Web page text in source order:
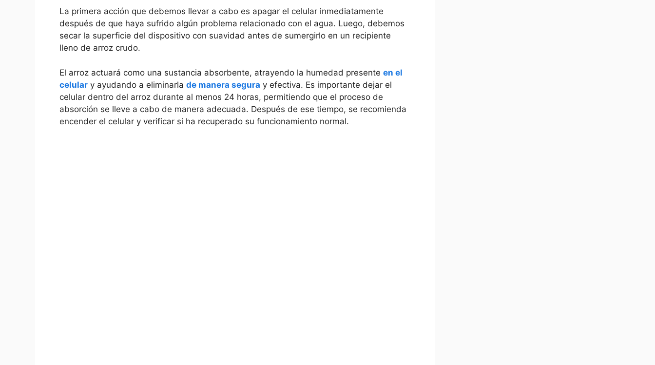
La primera ⁢acción que debemos llevar a cabo es apagar el celular​ inmediatamente
después de que haya⁣ sufrido algún problema relacionado con el agua. Luego, debemos⁤
secar ‍la superficie del dispositivo con suavidad antes de sumergirlo en un ⁣recipiente
lleno de arroz crudo.
El⁣ arroz actuará como⁣ una sustancia absorbente, atrayendo la ⁣humedad presente en el
celular y ayudando a eliminarla de manera segura y efectiva. Es importante dejar el
celular dentro del arroz durante al menos ‌24 horas, permitiendo que el proceso de
absorción se lleve a cabo de ‍manera adecuada. Después de ese tiempo, se recomienda
encender el ‍celular y verificar si ha recuperado su‌ funcionamiento normal.